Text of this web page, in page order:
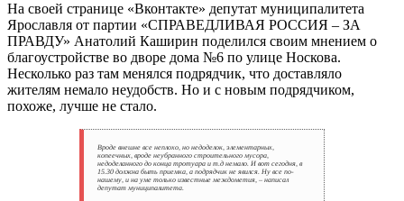
На своей странице «Вконтакте» депутат муниципалитета
Ярославля от партии «СПРАВЕДЛИВАЯ РОССИЯ – ЗА
ПРАВДУ» Анатолий Каширин поделился своим мнением о
благоустройстве во дворе дома №6 по улице Носкова.
Несколько раз там менялся подрядчик, что доставляло
жителям немало неудобств. Но и с новым подрядчиком,
похоже, лучше не стало.
Вроде внешне все неплохо, но недоделок, элементарных,
копеечных, вроде неубранного строительного мусора,
недоделанного до конца тротуара и т.д немало. И вот сегодня, в
15.30 должна быть приемка, а подрядчик не явился. Ну все по-
нашему, и на уме только известные междометия, – написал
депутат муниципалитета.